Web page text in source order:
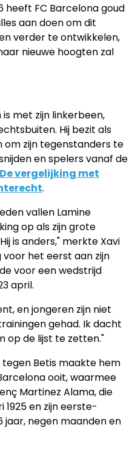
FC Barcelona goud
aan doen om dit
verder te ontwikkelen,
nieuwe hoogten zal
met zijn linkerbeen,
Hij bezit als
zijn tegenstanders te
en spelers vanaf de
De vergelijking met
.
vallen Lamine
op als zijn grote
is anders," merkte Xavi
het eerst aan zijn
voor een wedstrijd
april.
en jongeren zijn niet
gehad. Ik dacht
op de lijst te zetten."
tegen Betis maakte hem
ooit, waarmee
Martinez Alama, die
1925 en zijn eerste-
negen maanden en